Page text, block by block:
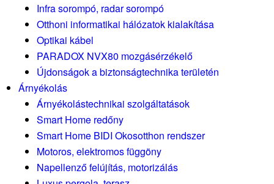
Infra sorompó, radar sorompó
Otthoni informatikai hálózatok kialakítása
Optikai kábel
PARADOX NVX80 mozgásérzékelő
Újdonságok a biztonságtechnika területén
Árnyékolás
Árnyékolástechnikai szolgáltatások
Smart Home redőny
Smart Home BIDI Okosotthon rendszer
Motoros, elektromos függöny
Napellenző felújítás, motorizálás